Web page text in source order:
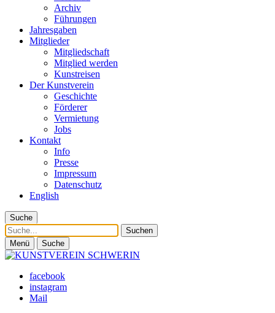
Archiv
Führungen
Jahresgaben
Mitglieder
Mitgliedschaft
Mitglied werden
Kunstreisen
Der Kunstverein
Geschichte
Förderer
Vermietung
Jobs
Kontakt
Info
Presse
Impressum
Datenschutz
English
Suche
Suche
Menü Suche
facebook
instagram
Mail